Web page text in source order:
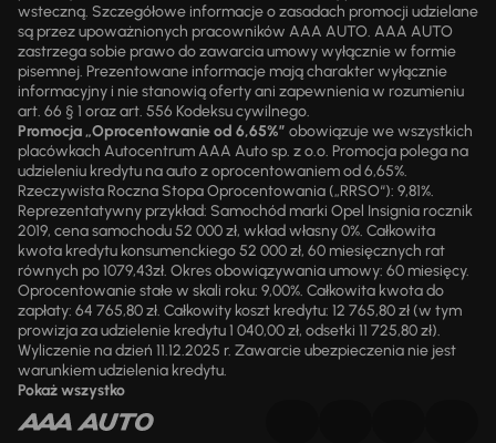
wsteczną. Szczegółowe informacje o zasadach promocji udzielane
są przez upoważnionych pracowników AAA AUTO. AAA AUTO
zastrzega sobie prawo do zawarcia umowy wyłącznie w formie
pisemnej. Prezentowane informacje mają charakter wyłącznie
informacyjny i nie stanowią oferty ani zapewnienia w rozumieniu
art. 66 § 1 oraz art. 556 Kodeksu cywilnego.
Promocja „Oprocentowanie od 6,65%” obowiązuje we wszystkich
placówkach Autocentrum AAA Auto sp. z o.o. Promocja polega na
udzieleniu kredytu na auto z oprocentowaniem od 6,65%.
Rzeczywista Roczna Stopa Oprocentowania („RRSO“): 9,81%.
Reprezentatywny przykład: Samochód marki Opel Insignia rocznik
2019, cena samochodu 52 000 zł, wkład własny 0%. Całkowita
kwota kredytu konsumenckiego 52 000 zł, 60 miesięcznych rat
równych po 1079,43zł. Okres obowiązywania umowy: 60 miesięcy.
Oprocentowanie stałe w skali roku: 9,00%. Całkowita kwota do
zapłaty: 64 765,80 zł. Całkowity koszt kredytu: 12 765,80 zł (w tym
prowizja za udzielenie kredytu 1 040,00 zł, odsetki 11 725,80 zł).
Wyliczenie na dzień 11.12.2025 r. Zawarcie ubezpieczenia nie jest
warunkiem udzielenia kredytu.
Pokaż wszystko